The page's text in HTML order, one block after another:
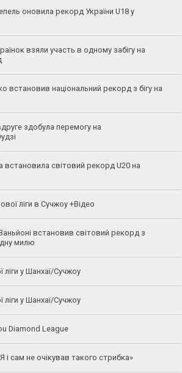
оновила рекорд України U18 у
взяли участь в одному забігу на
встановив національний рекорд з бігу на
здобула перемогу на
встановила світовий рекорд U20 на
ліги в Сучжоу +Відео
встановив світовий рекорд з
милю
у Шанхаї/Сучжоу
у Шанхаї/Сучжоу
Diamond League
сам не очікував такого стрибка»